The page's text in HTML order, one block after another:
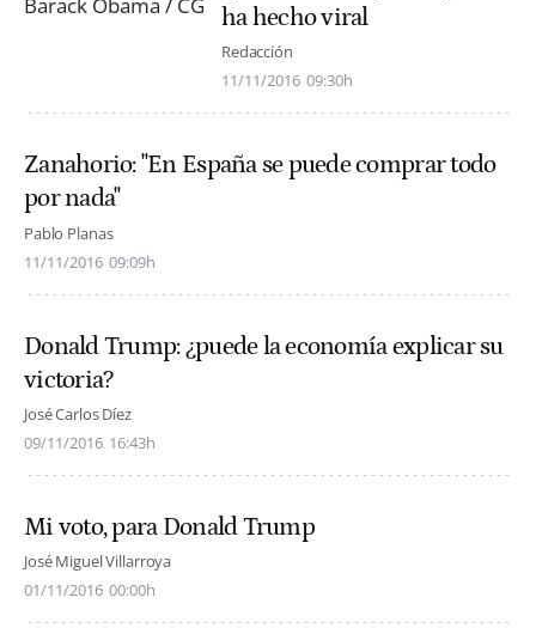
ha hecho viral
Redacción
11/11/2016 09:30h
Zanahorio: "En España se puede comprar todo
por nada"
Pablo Planas
11/11/2016 09:09h
Donald Trump: ¿puede la economía explicar su
victoria?
José Carlos Díez
09/11/2016 16:43h
Mi voto, para Donald Trump
José Miguel Villarroya
01/11/2016 00:00h